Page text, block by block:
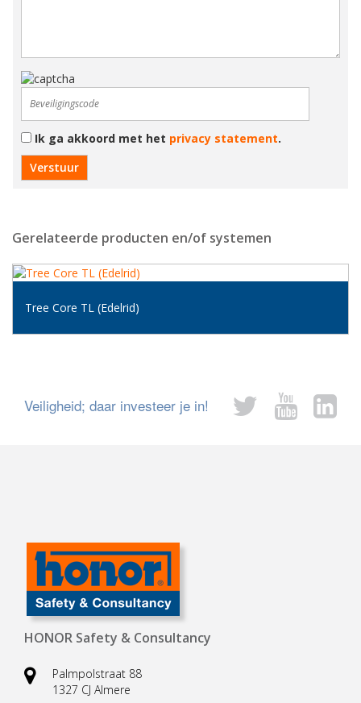
Ik ga akkoord met het privacy statement.
Gerelateerde producten en/of systemen
Tree Core TL (Edelrid)
Veiligheid; daar investeer je in!
HONOR Safety & Consultancy
Palmpolstraat 88
1327 CJ Almere